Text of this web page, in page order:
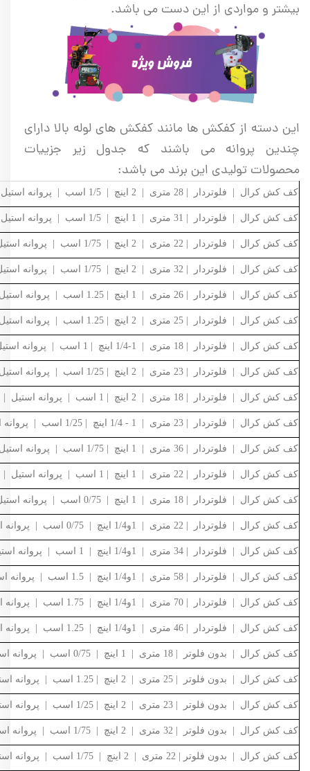
بیشتر و مواردی از این دست می باشد.
این دسته از کفکش ها مانند کفکش های لوله بالا دارای
چندین پروانه می باشند که جدول زیر جزییات
محصولات تولیدی این برند می باشد:
کف کش کرال | فلوتردار | 28 متری | 2 اینچ | 1/5 اسب | پروانه استیل | QSX-62814-FS
کف کش کرال | فلوتردار | 31 متری | 1 اینچ | 1/5 اسب | پروانه استیل | QSX-33110-FS
کف کش کرال | فلوتردار | 22 متری | 2 اینچ | 1/75 اسب | پروانه استیل | QSX-62230-FS
کف کش کرال | فلوتردار | 32 متری | 2 اینچ | 1/75 اسب | پروانه استیل | QSX-63214-FS
کف کش کرال | فلوتردار | 26 متری | 1 اینچ | 1.25 اسب | پروانه استیل | QSX-32610-FS
کف کش کرال | فلوتردار | 25 متری | 2 اینچ | 1.25 اسب | پروانه استیل | QSX-62514-FS
کف کش کرال | فلوتردار | 18 متری | 1-1/4 اینچ | 1 اسب | پروانه استیل | QSX-41815-FS
کف کش کرال | فلوتردار | 23 متری | 2 اینچ | 1/25 اسب | پروانه استیل | QSX-62318-FS
کف کش کرال | فلوتردار | 18 متری | 2 اینچ | 1 اسب | پروانه استیل | QSX-61818-FS
کف کش کرال | فلوتردار | 23 متری | 1 - 1/4 اینچ | 1/25 اسب | پروانه استیل | QSX-42315-FS
کف کش کرال | فلوتردار | 36 متری | 1 اینچ | 1/75 اسب | پروانه استیل | QSX-33610-FS
کف کش کرال | فلوتردار | 22 متری | 1 اینچ | 1 اسب | پروانه استیل | QSX-32212-FS
کف کش کرال | فلوتردار | 18 متری | 1 اینچ | 0/75 اسب | پروانه استیل | QSX-31812-FS
کف کش کرال | فلوتردار | 22 متری | 1و1/4 اینچ | 0/75 اسب | پروانه استیل | دوطبقه | QMX-42209-FS
کف کش کرال | فلوتردار | 34 متری | 1و1/4 اینچ | 1 اسب | پروانه استیل | سه طبقه | QMX-43409-FS
کف کش کرال | فلوتردار | 58 متری | 1و1/4 اینچ | 1.5 اسب | پروانه استیل | پنج طبقه | QMX-45809-FS
کف کش کرال | فلوتردار | 70 متری | 1و1/4 اینچ | 1.75 اسب | پروانه استیل | شش طبقه | QMX-47009-FS
کف کش کرال | فلوتردار | 46 متری | 1و1/4 اینچ | 1.25 اسب | پروانه استیل | چهار طبقه | QMX-44609-FS
کف کش کرال | بدون فلوتر | 18 متری | 1 اینچ | 0/75 اسب | پروانه استیل | QSX-31812-NS
کف کش کرال | بدون فلوتر | 25 متری | 2 اینچ | 1.25 اسب | پروانه استیل | QSX-62514-NS
کف کش کرال | بدون فلوتر | 23 متری | 2 اینچ | 1/25 اسب | پروانه استیل | QSX-62318-NS
کف کش کرال | بدون فلوتر | 32 متری | 2 اینچ | 1/75 اسب | پروانه استیل | QSX-63214-NS
کف کش کرال | بدون فلوتر | 22 متری | 2 اینچ | 1/75 اسب | پروانه استیل | QSX-62230-NS